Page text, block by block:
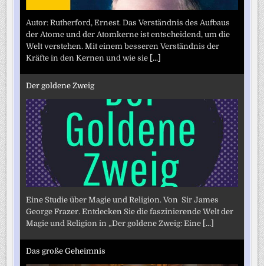
Autor: Rutherford, Ernest. Das Verständnis des Aufbaus
der Atome und der Atomkerne ist entscheidend, um die
Welt verstehen. Mit einem besseren Verständnis der
Kräfte in den Kernen und wie sie [...]
Der goldene Zweig
Eine Studie über Magie und Religion. Von Sir James
George Frazer. Entdecken Sie die faszinierende Welt der
Magie und Religion in „Der goldene Zweig: Eine [...]
Das große Geheimnis